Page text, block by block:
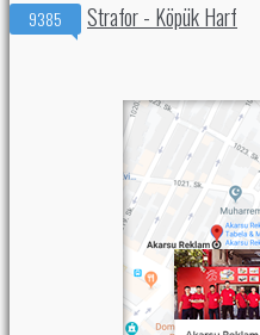
9385 Strafor - Köpük Harf